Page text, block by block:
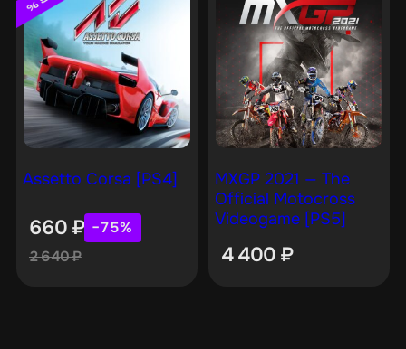
Assetto Corsa [PS4]
660 ₽ −75%
2 640₽
MXGP 2021 — The
Official Motocross
Videogame [PS5]
4 400 ₽